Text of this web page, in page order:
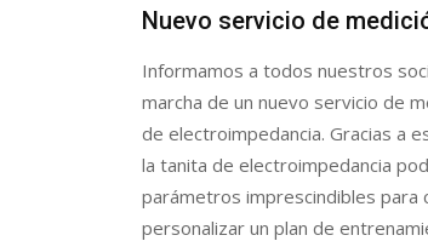
Nuevo servicio de
Informamos a todos nuestros
marcha de un nuevo servicio de
de electroimpedancia. Gracias a
la tanita de electroimpedancia
parámetros imprescindibles para
personalizar un plan de